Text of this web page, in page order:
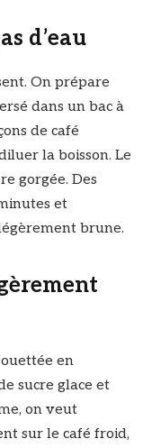
d’eau
On prépare
dans un bac à
de café
la boisson. Le
gorgée. Des
et
brune.
en
sucre glace et
on veut
sur le café froid,